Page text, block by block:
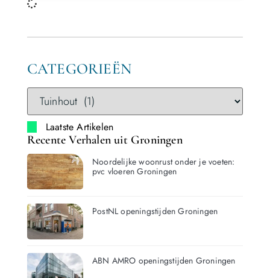
CATEGORIEËN
Laatste Artikelen
Recente Verhalen uit Groningen
Noordelijke woonrust onder je voeten:
pvc vloeren Groningen
PostNL openingstijden Groningen
ABN AMRO openingstijden Groningen